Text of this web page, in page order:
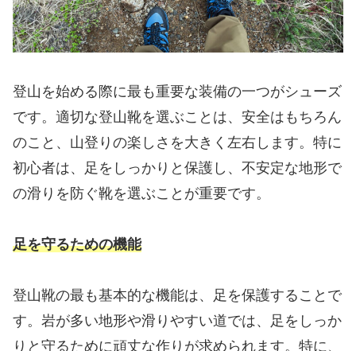
登山を始める際に最も重要な装備の一つがシューズ
です。適切な登山靴を選ぶことは、安全はもちろん
のこと、山登りの楽しさを大きく左右します。特に
初心者は、足をしっかりと保護し、不安定な地形で
の滑りを防ぐ靴を選ぶことが重要です。
足を守るための機能
登山靴の最も基本的な機能は、足を保護することで
す。岩が多い地形や滑りやすい道では、足をしっか
りと守るために頑丈な作りが求められます。特に、